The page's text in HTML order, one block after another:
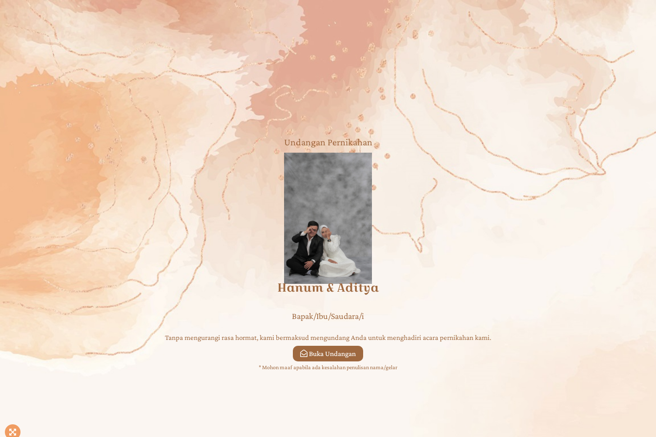
The Wedding Of
Hanum
dan
Aditya
Hanum & Aditya
Bapak/Ibu/Saudara/i
Tanpa mengurangi rasa hormat, kami bermaksud mengundang Anda untuk menghadiri acara pernikahan kami.
Buka Undangan
SABTU